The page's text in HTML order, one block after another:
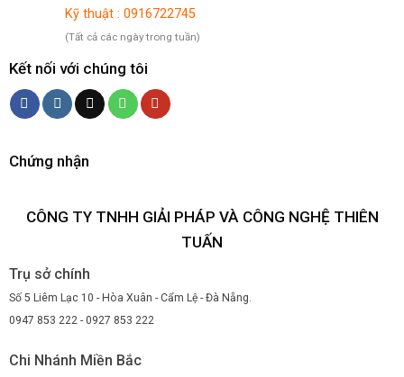
Kỹ thuật : 0916722745
(Tất cả các ngày trong tuần)
Kết nối với chúng tôi
Chứng nhận
CÔNG TY TNHH GIẢI PHÁP VÀ CÔNG NGHỆ THIÊN
TUẤN
Trụ sở chính
Số 5 Liêm Lạc 10 - Hòa Xuân - Cẩm Lệ - Đà Nẵng.
0947 853 222 - 0927 853 222
Chi Nhánh Miền Bắc